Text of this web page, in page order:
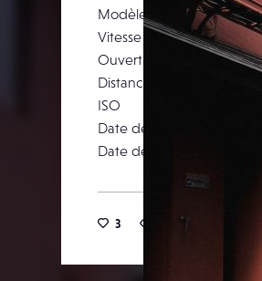
Modèle
Vitesse d’obturation
Ouverture
Distance focale
ISO
Date de prise de vue
Date de publication
3